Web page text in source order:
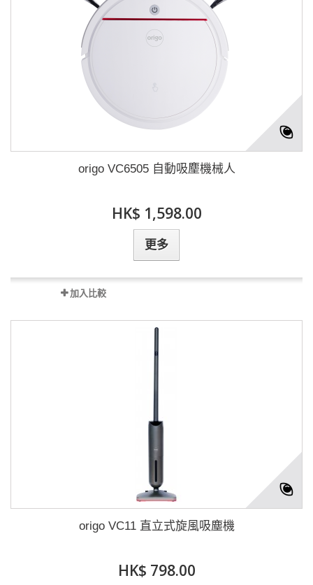
origo VC6505 自動吸麈機械人
HK$ 1,598.00
更多
加入比較
origo VC11 直立式旋風吸塵機
HK$ 798.00